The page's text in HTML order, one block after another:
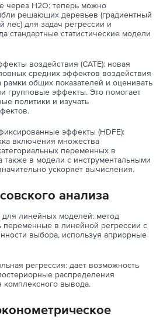
через H2O: теперь можно
решающих деревьев (градиентный
лес) для задач регрессии и
стандартные статистические модели
воздействия (CATE): новая
средних эффектов воздействия
рамки общих показателей и оценивать
групповые эффекты. Это помогает
политики и изучать
эффекты (HDFE):
включения множества
переменных в
в модели с инструментальными
ускоряет вычисления.
анализа
линейных моделей: метод
переменные в линейной регрессии с
выбора, используя априорные
регрессия: дает возможность
распределения
комплексного вывода.